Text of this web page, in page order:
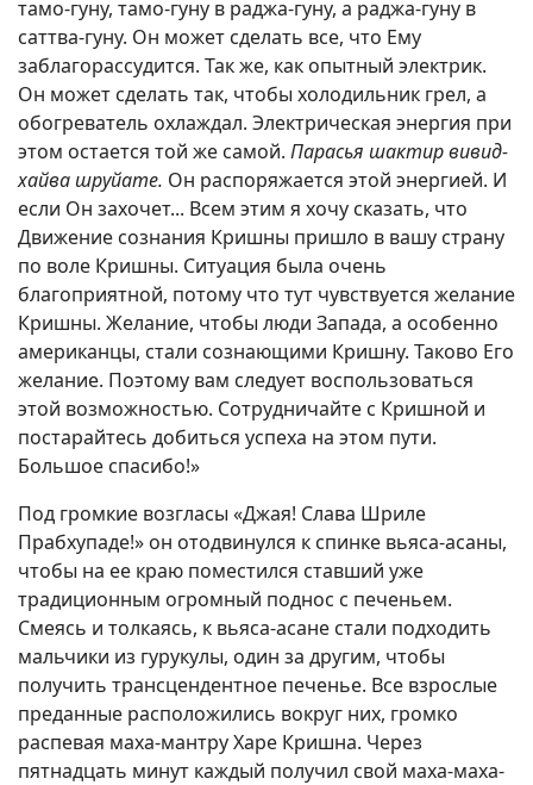
тамо-гуну, тамо-гуну в раджа-гуну, а раджа-гуну в
саттва-гуну. Он может сделать все, что Ему
заблагорассудится. Так же, как опытный электрик.
Он может сделать так, чтобы холодильник грел, а
обогреватель охлаждал. Электрическая энергия при
этом остается той же самой. Парасья шактир вивид-
хайва шруйате. Он распоряжается этой энергией. И
если Он захочет... Всем этим я хочу сказать, что
Движение сознания Кришны пришло в вашу страну
по воле Кришны. Ситуация была очень
благоприятной, потому что тут чувствуется желание
Кришны. Желание, чтобы люди Запада, а особенно
американцы, стали сознающими Кришну. Таково Его
желание. Поэтому вам следует воспользоваться
этой возможностью. Сотрудничайте с Кришной и
постарайтесь добиться успеха на этом пути.
Большое спасибо!»
Под громкие возгласы «Джая! Слава Шриле
Прабхупаде!» он отодвинулся к спинке вьяса-асаны,
чтобы на ее краю поместился ставший уже
традиционным огромный поднос с печеньем.
Смеясь и толкаясь, к вьяса-асане стали подходить
мальчики из гурукулы, один за другим, чтобы
получить трансцендентное печенье. Все взрослые
преданные расположились вокруг них, громко
распевая маха-мантру Харе Кришна. Через
пятнадцать минут каждый получил свой маха-маха-